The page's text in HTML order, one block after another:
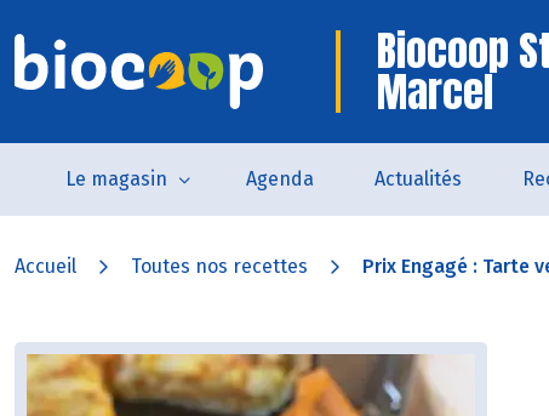
Biocoop St
Marcel
Le magasin Agenda Actualités
Accueil Toutes nos recettes Prix Engagé : Tarte